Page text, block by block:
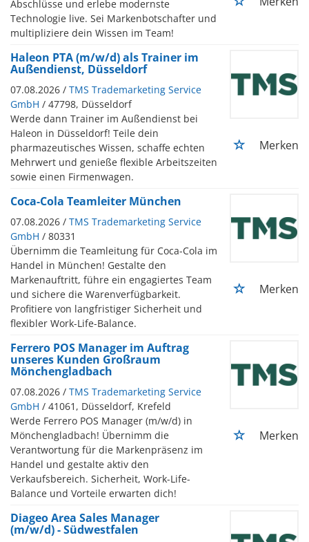
Abschlüsse und erlebe modernste
Technologie live. Sei Markenbotschafter und
multipliziere dein Wissen im Team!
Haleon PTA (m/w/d) als Trainer im
Außendienst, Düsseldorf
07.08.2026 / TMS Trademarketing Service
GmbH / 47798, Düsseldorf
Werde dann Trainer im Außendienst bei
Haleon in Düsseldorf! Teile dein
pharmazeutisches Wissen, schaffe echten
Mehrwert und genieße flexible Arbeitszeiten
sowie einen Firmenwagen.
Merken
Coca-Cola Teamleiter München
07.08.2026 / TMS Trademarketing Service
GmbH / 80331
Übernimm die Teamleitung für Coca-Cola im
Handel in München! Gestalte den
Markenauftritt, führe ein engagiertes Team
und sichere die Warenverfügbarkeit.
Profitiere von langfristiger Sicherheit und
flexibler Work-Life-Balance.
Merken
Ferrero POS Manager im Auftrag
unseres Kunden Großraum
Mönchengladbach
07.08.2026 / TMS Trademarketing Service
GmbH / 41061, Düsseldorf, Krefeld
Werde Ferrero POS Manager (m/w/d) in
Mönchengladbach! Übernimm die
Verantwortung für die Markenpräsenz im
Handel und gestalte aktiv den
Verkaufsbereich. Sicherheit, Work-Life-
Balance und Vorteile erwarten dich!
Merken
Diageo Area Sales Manager
(m/w/d) - Südwestfalen